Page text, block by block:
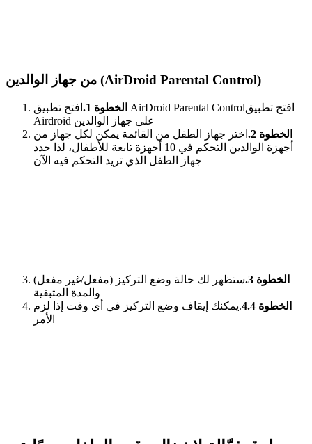
من جهاز الوالدين (AirDroid Parental Control)
الخطوة 1.
افتح تطبيق AirDroid Parental Controlافتح تطبيق
Airdroid على جهاز الوالدين
الخطوة 2.
اختر جهاز الطفل من القائمة يمكن لكل جهاز من
أجهزة الوالدين التحكم في 10 أجهزة تابعة للأطفال، لذا حدد
جهاز الطفل الذي تريد التحكم فيه الآن
الخطوة 3.
ستظهر لك حالة وضع التركيز (مفعل/غير مفعل)
والمدة المتبقية
الخطوة 4.
4.يمكنك إيقاف وضع التركيز في أي وقت إذا لزم
الأمر